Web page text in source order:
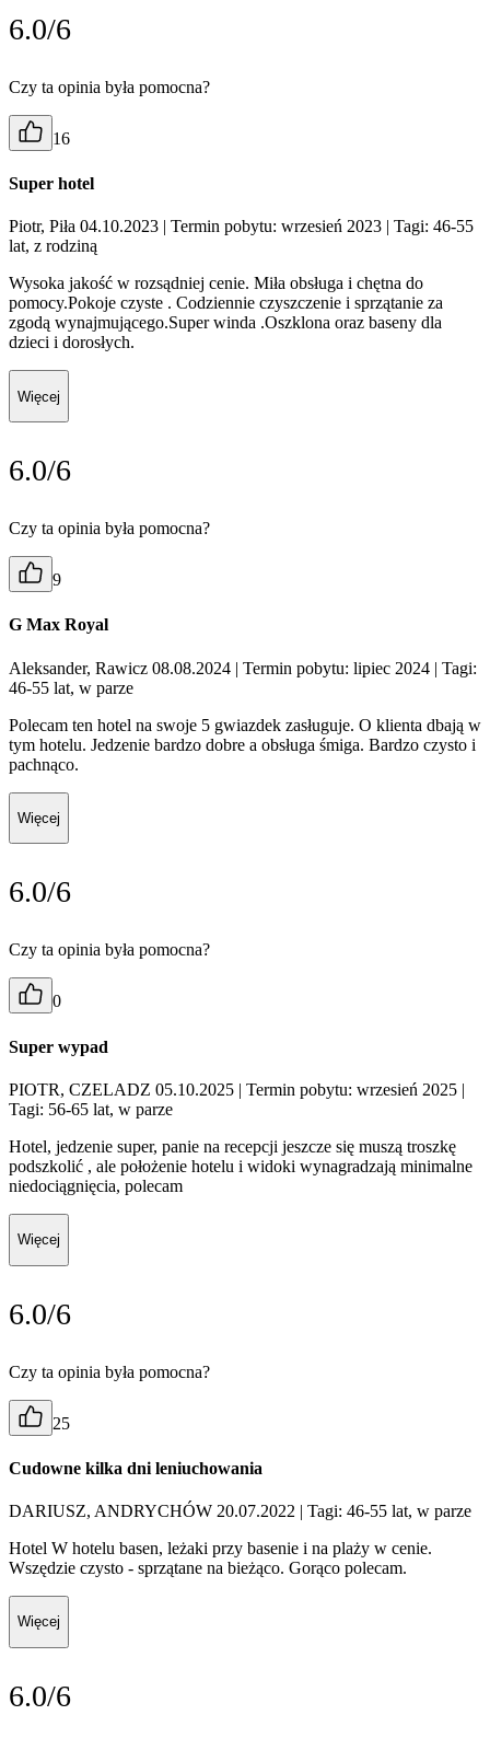
6.0/6
Czy ta opinia była pomocna?
16
Super hotel
Piotr, Piła 04.10.2023 | Termin pobytu: wrzesień 2023 | Tagi: 46-55
lat, z rodziną
Wysoka jakość w rozsądniej cenie. Miła obsługa i chętna do
pomocy.Pokoje czyste . Codziennie czyszczenie i sprzątanie za
zgodą wynajmującego.Super winda .Oszklona oraz baseny dla
dzieci i dorosłych.
Więcej
6.0/6
Czy ta opinia była pomocna?
9
G Max Royal
Aleksander, Rawicz 08.08.2024 | Termin pobytu: lipiec 2024 | Tagi:
46-55 lat, w parze
Polecam ten hotel na swoje 5 gwiazdek zasługuje. O klienta dbają w
tym hotelu. Jedzenie bardzo dobre a obsługa śmiga. Bardzo czysto i
pachnąco.
Więcej
6.0/6
Czy ta opinia była pomocna?
0
Super wypad
PIOTR, CZELADZ 05.10.2025 | Termin pobytu: wrzesień 2025 |
Tagi: 56-65 lat, w parze
Hotel, jedzenie super, panie na recepcji jeszcze się muszą troszkę
podszkolić , ale położenie hotelu i widoki wynagradzają minimalne
niedociągnięcia, polecam
Więcej
6.0/6
Czy ta opinia była pomocna?
25
Cudowne kilka dni leniuchowania
DARIUSZ, ANDRYCHÓW 20.07.2022 | Tagi: 46-55 lat, w parze
Hotel W hotelu basen, leżaki przy basenie i na plaży w cenie.
Wszędzie czysto - sprzątane na bieżąco. Gorąco polecam.
Więcej
6.0/6